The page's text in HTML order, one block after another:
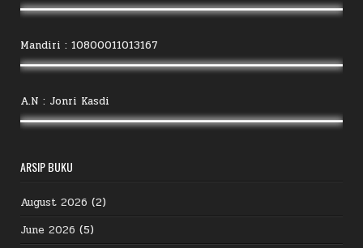
Mandiri : 10800011013167
A.N : Jonri Kasdi
ARSIP BUKU
August 2026 (2)
June 2026 (5)